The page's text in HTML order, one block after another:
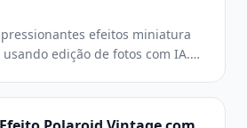
efeitos miniatura
edição de fotos com IA.